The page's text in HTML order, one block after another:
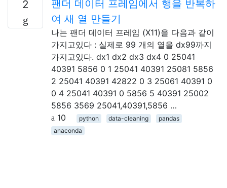
2
팬더 데이터 프레임에서 행을 반복하
여 새 열 만들기
나는 팬더 데이터 프레임 (X11)을 다음과 같이
가지고있다 : 실제로 99 개의 열을 dx99까지
가지고있다. dx1 dx2 dx3 dx4 0 25041
40391 5856 0 1 25041 40391 25081 5856
2 25041 40391 42822 0 3 25061 40391 0
0 4 25041 40391 0 5856 5 40391 25002
5856 3569 25041,40391,5856 …
10
python data-cleaning
pandas
anaconda